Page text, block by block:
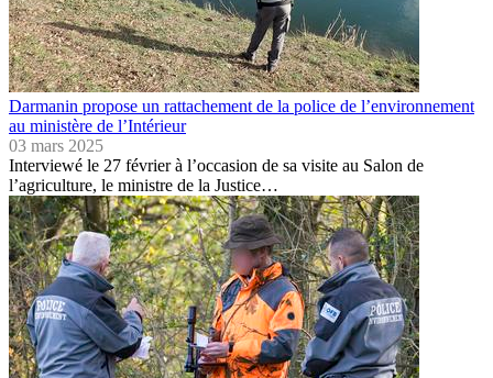
Darmanin propose un rattachement de la police de l’environnement
au ministère de l’Intérieur
03 mars 2025
Interviewé le 27 février à l’occasion de sa visite au Salon de
l’agriculture, le ministre de la Justice…